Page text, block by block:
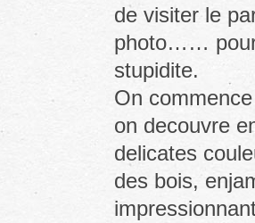
de visiter le
photo…… pour
stupidite.
On
on decouvre
delicates
des bois,